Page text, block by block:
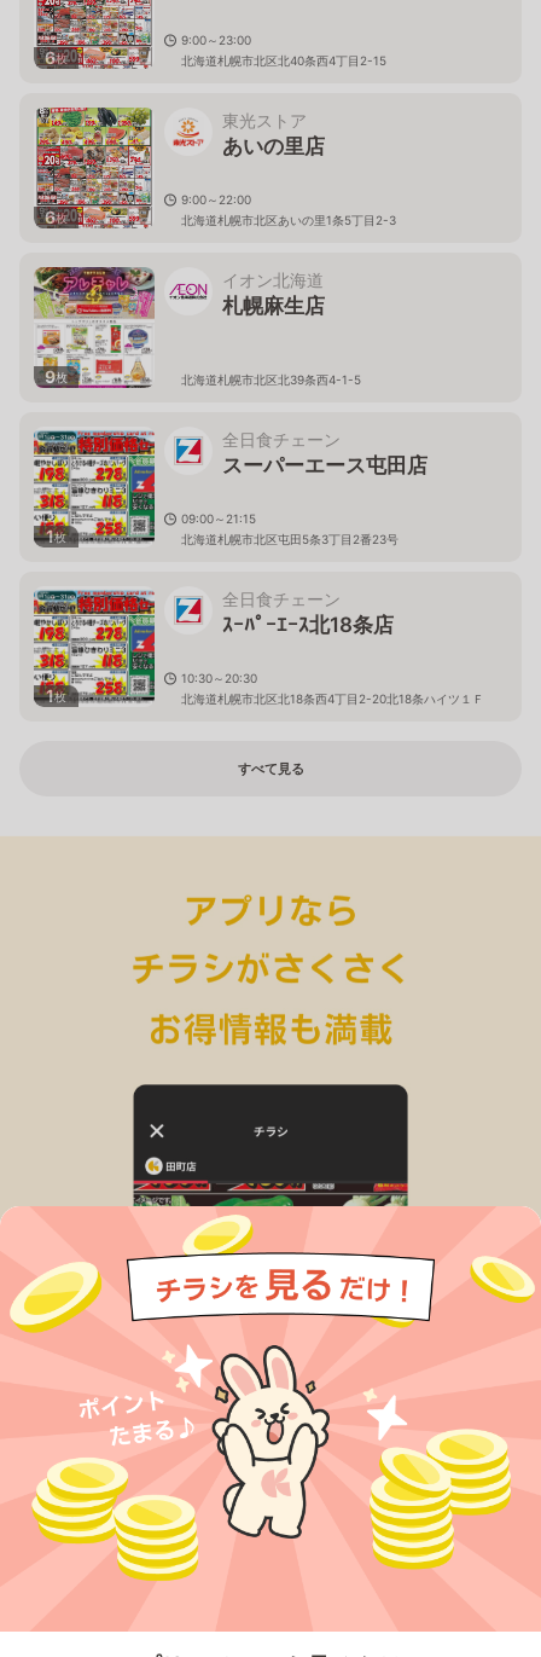
6枚
9:00～23:00
北海道札幌市北区北40条西4丁目2-15
6枚
東光ストア
あいの里店
9:00～22:00
北海道札幌市北区あいの里1条5丁目2-3
9枚
イオン北海道
札幌麻生店
北海道札幌市北区北39条西4-1-5
1枚
全日食チェーン
スーパーエース屯田店
09:00～21:15
北海道札幌市北区屯田5条3丁目2番23号
1枚
全日食チェーン
ｽｰﾊﾟｰｴｰｽ北18条店
10:30～20:30
北海道札幌市北区北18条西4丁目2-20北18条ハイツ１Ｆ
すべて見る